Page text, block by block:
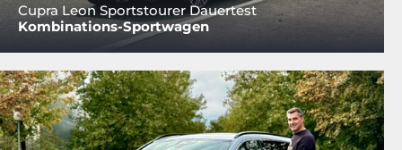
Cupra Leon Sportstourer Dauertest
Kombinations-Sportwagen